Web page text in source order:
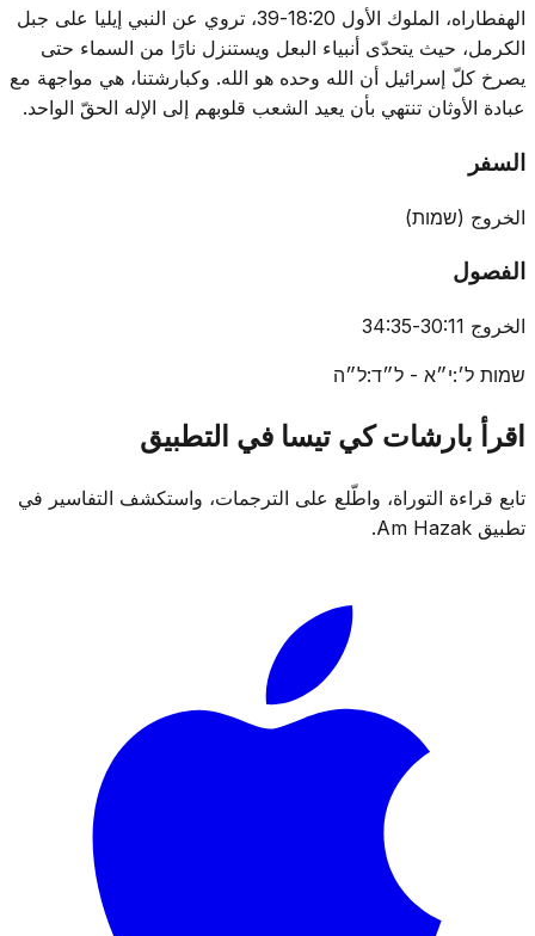
الهفطاراه، الملوك الأول 18:20-39، تروي عن النبي إيليا على جبل
الكرمل، حيث يتحدّى أنبياء البعل ويستنزل نارًا من السماء حتى
يصرخ كلّ إسرائيل أن الله وحده هو الله. وكبارشتنا، هي مواجهة مع
عبادة الأوثان تنتهي بأن يعيد الشعب قلوبهم إلى الإله الحقّ الواحد.
السفر
الخروج (שמות)
الفصول
الخروج 30:11-34:35
שמות ל׳:י״א - ל״ד:ל״ה
اقرأ بارشات كي تيسا في التطبيق
تابع قراءة التوراة، واطّلع على الترجمات، واستكشف التفاسير في
تطبيق Am Hazak.